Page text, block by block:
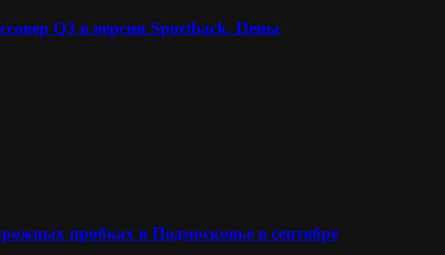
Q3 в версии Sportback. Цены
пробках в Подмосковье в сентябре